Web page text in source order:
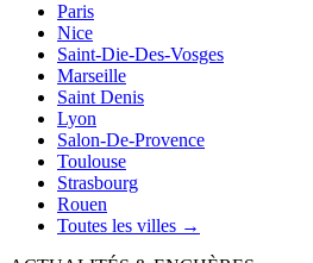
Paris
Nice
Saint-Die-Des-Vosges
Marseille
Saint Denis
Lyon
Salon-De-Provence
Toulouse
Strasbourg
Rouen
Toutes les villes →